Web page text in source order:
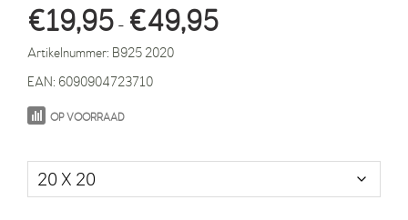
€19,95 - €49,95
Artikelnummer: B925 2020
EAN: 6090904723710
OP VOORRAAD